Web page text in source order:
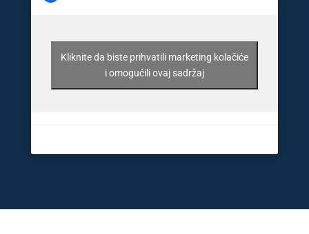
Kliknite da biste prihvatili marketing kolačiće
i omogućili ovaj sadržaj